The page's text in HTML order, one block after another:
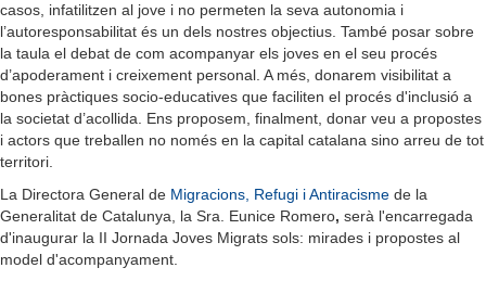
casos, infatilitzen al jove i no permeten la seva autonomia i
l’autoresponsabilitat és un dels nostres objectius. També posar sobre
la taula el debat de com acompanyar els joves en el seu procés
d’apoderament i creixement personal. A més, donarem visibilitat a
bones pràctiques socio-educatives que faciliten el procés d'inclusió a
la societat d’acollida. Ens proposem, finalment, donar veu a propostes
i actors que treballen no només en la capital catalana sino arreu de tot
territori.
La Directora General de Migracions, Refugi i Antiracisme de la
Generalitat de Catalunya, la Sra. Eunice Romero, serà l'encarregada
d'inaugurar la II Jornada Joves Migrats sols: mirades i propostes al
model d'acompanyament.